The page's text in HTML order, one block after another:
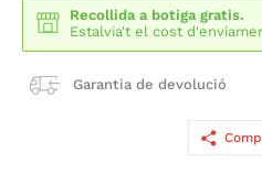
Recollida a botiga gratis.
Estalvia't el cost
Garantia de devolució